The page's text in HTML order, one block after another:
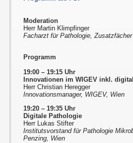
Moderation
Herr Martin Klimpfinger
Facharzt für Pathologie,
Programm
19:00 – 19:15 Uhr
Innovationen im WIGEV inkl.
Herr Christian Heregger
Innovationsmanager, WIGEV, Wien
19:20 – 19:35 Uhr
Digitale Pathologie
Herr Lukas Stifter
Institutsvorstand für Pathologie
Penzing, Wien